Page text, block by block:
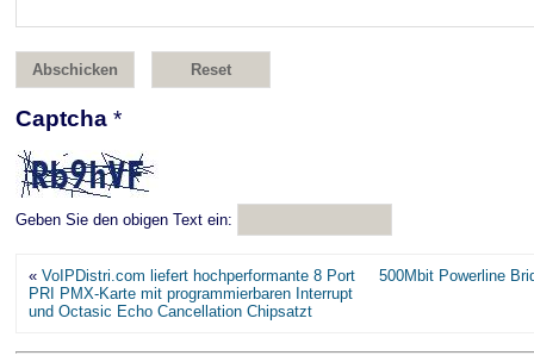
Captcha *
Geben Sie den obigen Text ein:
« VoIPDistri.com liefert hochperformante 8 Port
PRI PMX-Karte mit programmierbaren Interrupt
und Octasic Echo Cancellation Chipsatzt
500Mbit Powerline